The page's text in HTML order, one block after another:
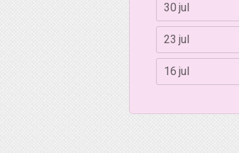
30 jul
23 jul
16 jul